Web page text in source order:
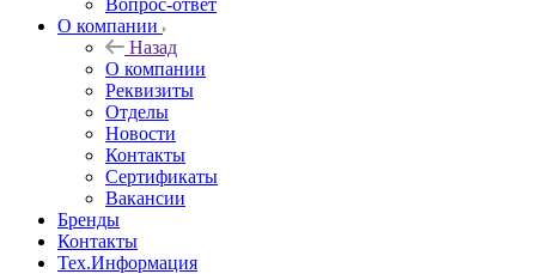
Вопрос-ответ
О компании
Назад
О компании
Реквизиты
Отделы
Новости
Контакты
Сертификаты
Вакансии
Бренды
Контакты
Тех.Информация